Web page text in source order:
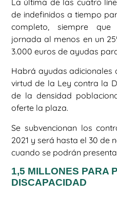
de indefinidos a tiempo
completo, siempre
jornada al menos en un
3.000 euros de ayudas
Habrá ayudas adicionales
virtud de la Ley contra la
de la densidad
oferte la plaza.
Se subvencionan los
2021 y será hasta el 30 de
cuando se podrán
1,5 MILLONES PARA
DISCAPACIDAD